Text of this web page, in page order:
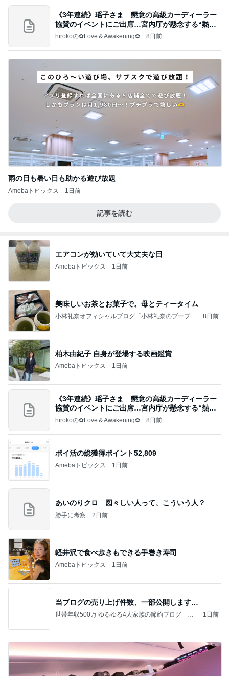
《3年連続》瑶子さま 懇意の高級カーディーラー
協賛のイベントにご出席…宮内庁が懸念する“熱心
すぎ
hirokoの✿Love＆Awakening✿ 8日前
雨の日も暑い日も助かる遊び放題
Amebaトピックス 1日前
記事を読む
エアコンが効いていて大丈夫な日
Amebaトピックス 1日前
美味しいお茶とお菓子で。母とティータイム
小林礼奈オフィシャルブログ「小林礼奈のブーブー
8日前
柏木由紀子 自身が登場する映画鑑賞
Amebaトピックス 1日前
《3年連続》瑶子さま 懇意の高級カーディーラー
協賛のイベントにご出席…宮内庁が懸念する“熱心
すぎ
hirokoの✿Love＆Awakening✿ 8日前
ポイ活の総獲得ポイント52,809
Amebaトピックス 1日前
あいのりクロ 図々しい人って、こういう人？
勝手に考察 2日前
軽井沢で食べ歩きもできる手巻き寿司
Amebaトピックス 1日前
当ブログの売り上げ件数、一部公開します…
世帯年収500万 ゆるゆる4人家族の節約ブログ 〜
1日前